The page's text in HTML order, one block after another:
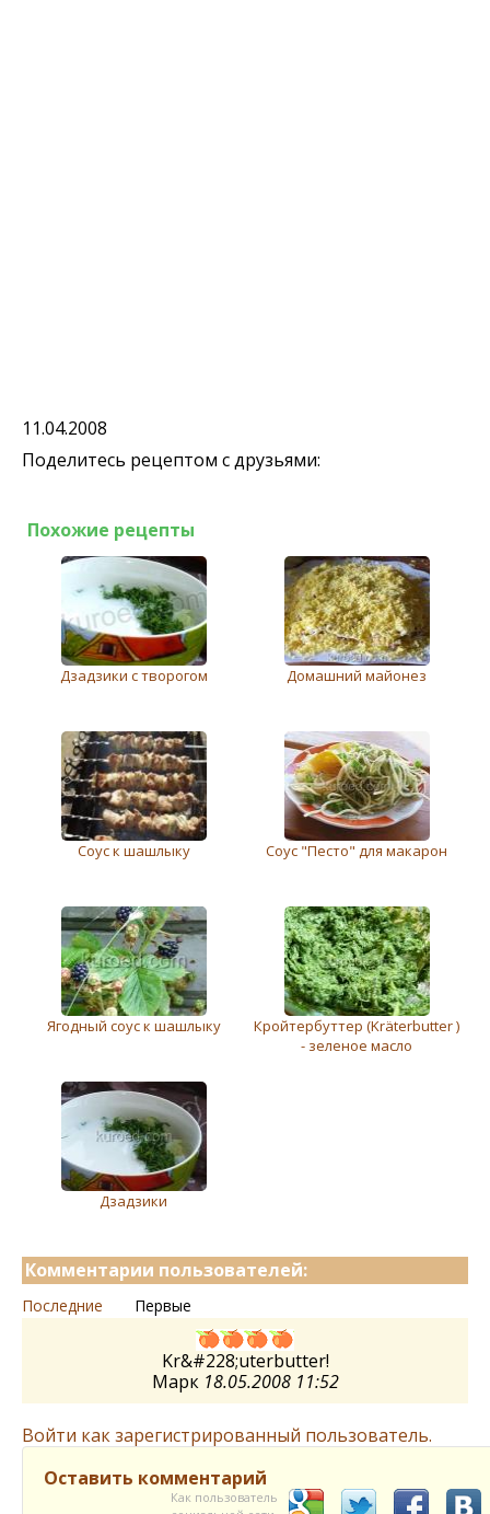
11.04.2008
Поделитесь рецептом с друзьями:
Похожие рецепты
Дзадзики с творогом Домашний майонез
Соус к шашлыку Соус "Песто" для макарон
Ягодный соус к шашлыку
Кройтербуттер (Kräterbutter )
- зеленое масло
Дзадзики
Комментарии пользователей:
Последние Первые
Kr&#228;uterbutter!
Марк 18.05.2008 11:52
Войти как зарегистрированный пользователь.
Оставить комментарий
Как пользователь